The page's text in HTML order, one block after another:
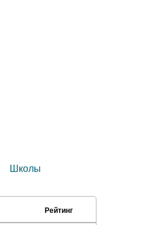
Школы
Рейтинг